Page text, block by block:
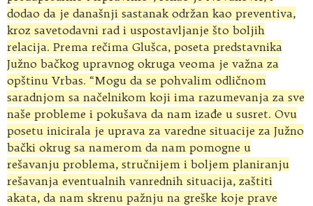
dodao da je današnji sastanak održan kao preventiva,
kroz savetodavni rad i uspostavljanje što boljih
relacija. Prema rečima Glušca, poseta predstavnika
Južno bačkog upravnog okruga veoma je važna za
opštinu Vrbas. “Mogu da se pohvalim odličnom
saradnjom sa načelnikom koji ima razumevanja za sve
naše probleme i pokušava da nam izađe u susret. Ovu
posetu inicirala je uprava za varedne situacije za Južno
bački okrug sa namerom da nam pomogne u
rešavanju problema, stručnijem i boljem planiranju
rešavanja eventualnih vanrednih situacija, zaštiti
akata, da nam skrenu pažnju na greške koje prave